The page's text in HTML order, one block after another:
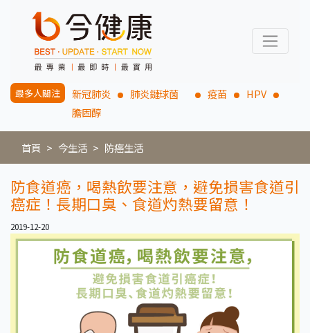
最多人關注 新冠肺炎 肺炎鏈球菌 疫苗
HPV
膽固醇
首頁 今生活 防癌生活
防食道癌，喝熱飲要注意，避免損害食道引
癌症！長期口臭、食道灼熱要留意！
2019-12-20